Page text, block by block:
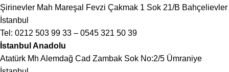
Şirinevler Mah Mareşal Fevzi Çakmak 1 Sok 21/B Bahçelievler
İstanbul
Tel: 0212 503 99 33 – 0545 321 50 39
İstanbul Anadolu
Atatürk Mh Alemdağ Cad Zambak Sok No:2/5 Ümraniye